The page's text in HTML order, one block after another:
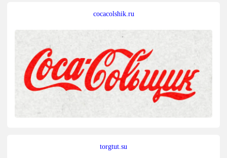
cocacolshik.ru
torgtut.su